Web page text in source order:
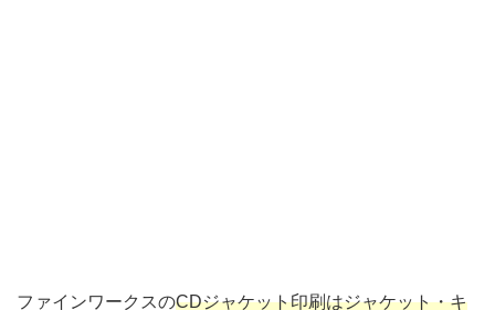
ファインワークスのCDジャケット印刷はジャケット・キ